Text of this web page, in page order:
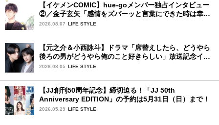
【イケメンCOMIC】hue-goメンバー独占インタビュー
②／金子玄矢「感情をズバーッと言葉にできた時は幸
せ〜」
2026.08.07 LIFE STYLE
【元之介＆小西詠斗】ドラマ「席替えしたら、どうやら
後ろの男がどうやら俺のこと好きらしい」放送記念イン
タビュー♡ 「自然と詠斗くんが可愛く見えたんです」
2026.08.05 LIFE STYLE
【JJ創刊50周年記念】締切迫る！「JJ 50th
Anniversary EDITION」の予約は5月31日（日）まで！
2026.05.29 LIFE STYLE